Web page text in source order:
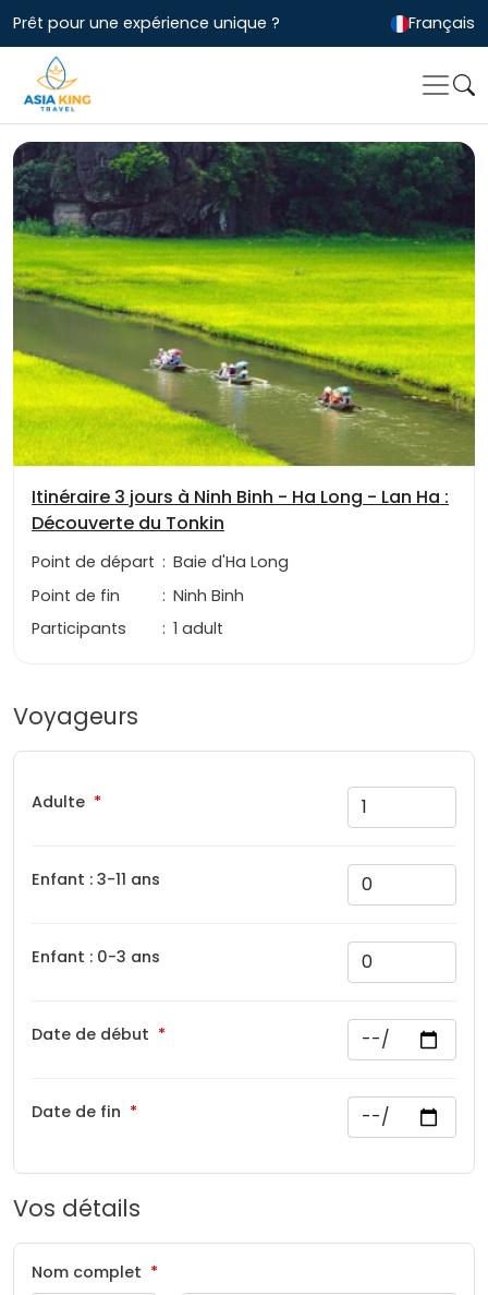
Prêt pour une expérience unique ? Français
Voyageurs
Adulte
Enfant : 3-11 ans
Enfant : 0-3 ans
Date de début
Date de fin
Vos détails
Nom complet
Itinéraire 3 jours à Ninh Binh - Ha Long - Lan Ha :
Découverte du Tonkin
Point de départ : Baie d'Ha Long
Point de fin
: Ninh Binh
Participants
: 1 adult